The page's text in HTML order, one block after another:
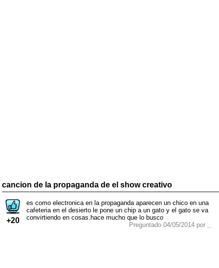
cancion de la propaganda de el show creativo
+20
es como electronica en la propaganda aparecen un chico en una
cafeteria en el desierto le pone un chip a un gato y el gato se va
convirtiendo en cosas.hace mucho que lo busco
Preguntado 04/05/2014 por